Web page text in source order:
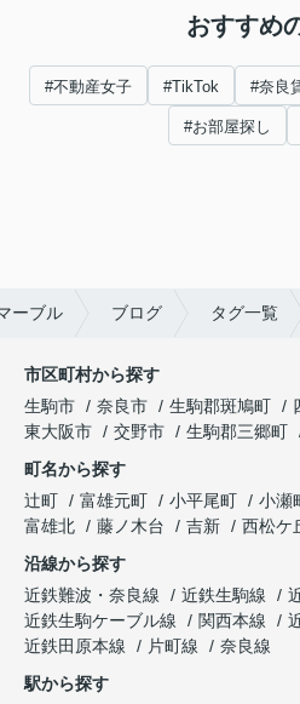
おすすめ
#不動産女子 #TikTok #奈良
#お部屋探し
ーブル ブログ タグ一覧
市区町村から探す
生駒市
奈良市 生駒郡斑鳩町
東大阪市
交野市 生駒郡三郷町
町名から探す
辻町
富雄元町 小平尾町 小瀬
富雄北
藤ノ木台 吉新
西松ケ
沿線から探す
近鉄難波・奈良線
近鉄生駒線
近鉄生駒ケーブル線
関西本線
近鉄田原本線
片町線
奈良線
駅から探す